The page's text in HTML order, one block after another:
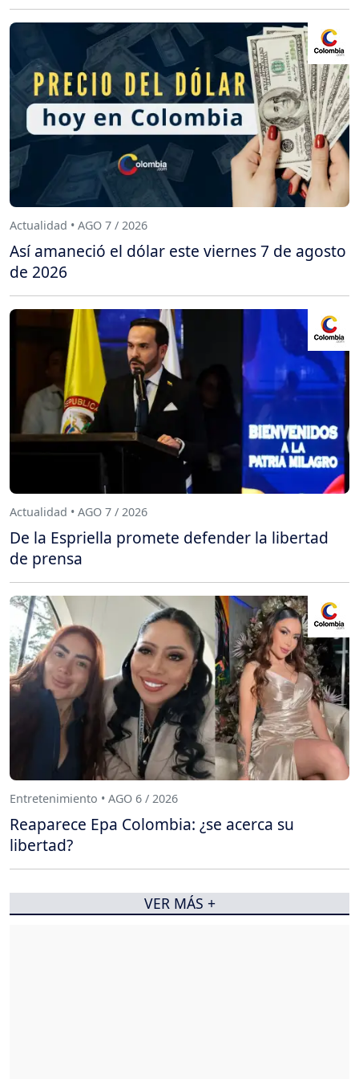
Actualidad • AGO 7 / 2026
Así amaneció el dólar este viernes 7 de agosto
de 2026
Actualidad • AGO 7 / 2026
De la Espriella promete defender la libertad
de prensa
Entretenimiento • AGO 6 / 2026
Reaparece Epa Colombia: ¿se acerca su
libertad?
VER MÁS +